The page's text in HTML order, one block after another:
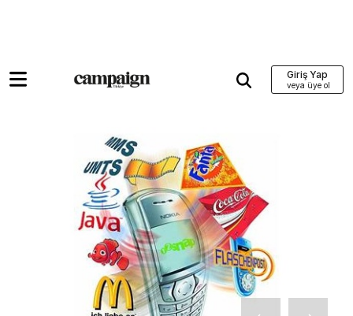
Giriş Yap